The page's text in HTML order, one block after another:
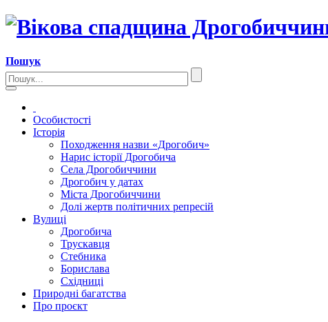
Пошук
Особистості
Історія
Походження назви «Дрогобич»
Нарис історії Дрогобича
Села Дрогобиччини
Дрогобич у датах
Міста Дрогобиччини
Долі жертв політичних репресій
Вулиці
Дрогобича
Трускавця
Стебника
Борислава
Східниці
Природні багатства
Про проєкт